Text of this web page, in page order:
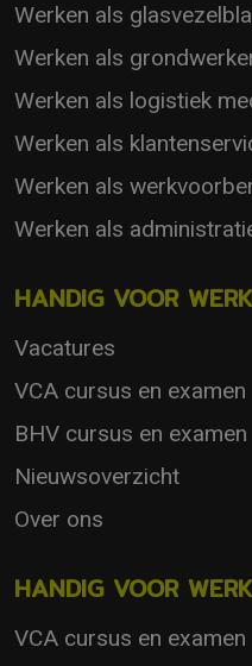
Werken als
Werken als
Werken als logistiek
Werken als
Werken als
Werken als
HANDIG VOOR
Vacatures
VCA cursus en examen
BHV cursus en examen
Nieuwsoverzicht
Over ons
HANDIG VOOR
VCA cursus en examen